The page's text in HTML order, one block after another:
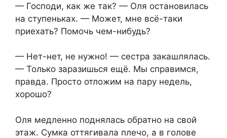
— Господи, как же так? — Оля остановилась
на ступеньках. — Может, мне всё-таки
приехать? Помочь чем-нибудь?
— Нет-нет, не нужно! — сестра закашлялась.
— Только заразишься ещё. Мы справимся,
правда. Просто отложим на пару недель,
хорошо?
Оля медленно поднялась обратно на свой
этаж. Сумка оттягивала плечо, а в голове